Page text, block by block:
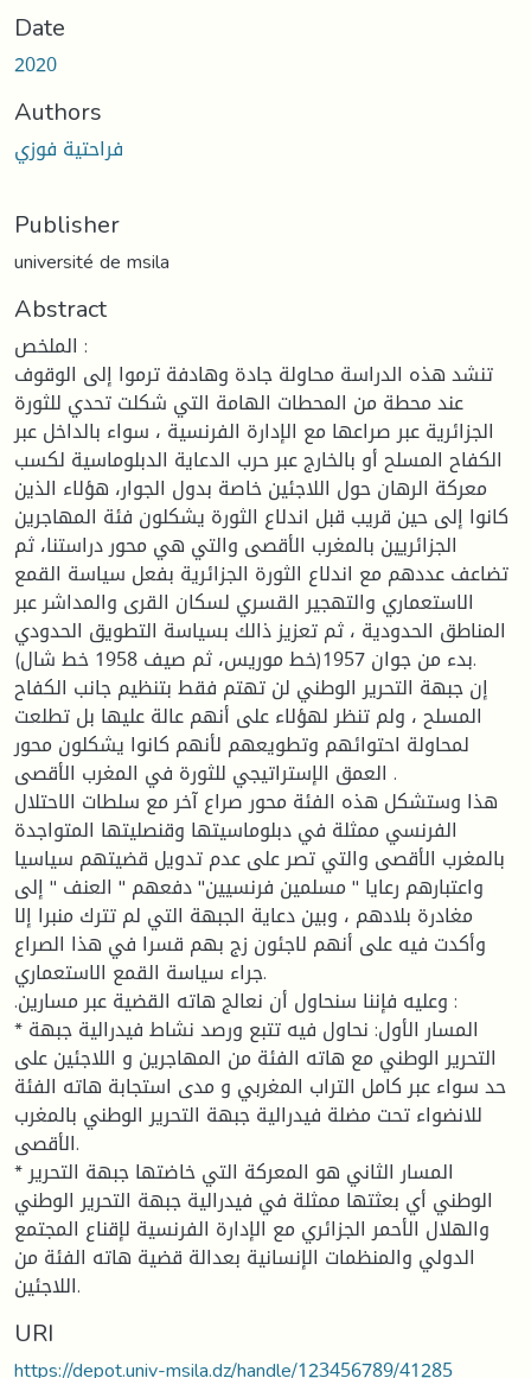
Date
2020
Authors
فراحتية فوزي
Publisher
université de msila
Abstract
الملخص :
تنشد هذه الدراسة محاولة جادة وهادفة ترموا إلى الوقوف
عند محطة من المحطات الهامة التي شكلت تحدي للثورة
الجزائرية عبر صراعها مع الإدارة الفرنسية ، سواء بالداخل عبر
الكفاح المسلح أو بالخارج عبر حرب الدعاية الدبلوماسية لكسب
معركة الرهان حول اللاجئين خاصة بدول الجوار، هؤلاء الذين
كانوا إلى حين قريب قبل اندلاع الثورة يشكلون فئة المهاجرين
الجزائريين بالمغرب الأقصى والتي هي محور دراستنا، ثم
تضاعف عددهم مع اندلاع الثورة الجزائرية بفعل سياسة القمع
الاستعماري والتهجير القسري لسكان القرى والمداشر عبر
المناطق الحدودية ، ثم تعزيز ذالك بسياسة التطويق الحدودي
بدء من جوان 1957(خط موريس، ثم صيف 1958 خط شال).
إن جبهة التحرير الوطني لن تهتم فقط بتنظيم جانب الكفاح
المسلح ، ولم تنظر لهؤلاء على أنهم عالة عليها بل تطلعت
لمحاولة احتوائهم وتطويعهم لأنهم كانوا يشكلون محور
العمق الإستراتيجي للثورة في المغرب الأقصى .
هذا وستشكل هذه الفئة محور صراع آخر مع سلطات الاحتلال
الفرنسي ممثلة في دبلوماسيتها وقنصليتها المتواجدة
بالمغرب الأقصى والتي تصر على عدم تدويل قضيتهم سياسيا
واعتبارهم رعايا " مسلمين فرنسيين" دفعهم " العنف " إلى
مغادرة بلادهم ، وبين دعاية الجبهة التي لم تترك منبرا إلا
وأكدت فيه على أنهم لاجئون زج بهم قسرا في هذا الصراع
جراء سياسة القمع الاستعماري.
.وعليه فإننا سنحاول أن نعالج هاته القضية عبر مسارين :
* المسار الأول: نحاول فيه تتبع ورصد نشاط فيدرالية جبهة
التحرير الوطني مع هاته الفئة من المهاجرين و اللاجئين على
حد سواء عبر كامل التراب المغربي و مدى استجابة هاته الفئة
للانضواء تحت مضلة فيدرالية جبهة التحرير الوطني بالمغرب
الأقصى.
* المسار الثاني هو المعركة التي خاضتها جبهة التحرير
الوطني أي بعثتها ممثلة في فيدرالية جبهة التحرير الوطني
والهلال الأحمر الجزائري مع الإدارة الفرنسية لإقناع المجتمع
الدولي والمنظمات الإنسانية بعدالة قضية هاته الفئة من
اللاجئين.
URI
https://depot.univ-msila.dz/handle/123456789/41285